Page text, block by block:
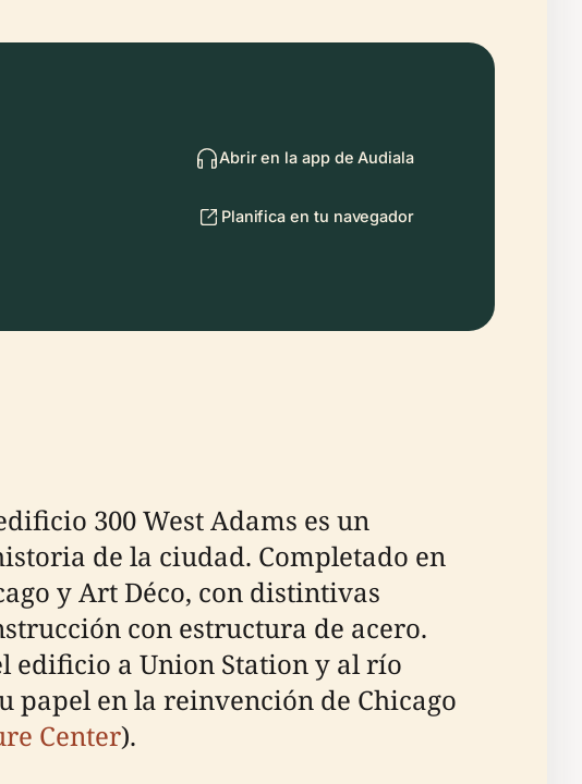
Abrir en la app de Audiala
Planifica en tu navegador
300 West Adams es un
de la ciudad. Completado en
y Art Déco, con distintivas
con estructura de acero.
edificio a Union Station y al río
papel en la reinvención de Chicago
Center).